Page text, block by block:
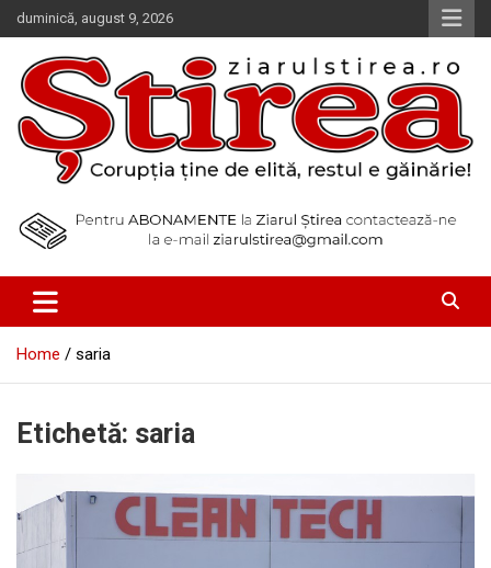
Skip
to
content
duminică, august 9, 2026
Ziarul Știrea
Home saria
Etichetă: saria